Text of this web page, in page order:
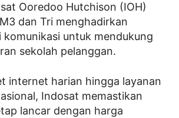
Ooredoo Hutchison (IOH)
dan Tri menghadirkan
komunikasi untuk mendukung
sekolah pelanggan.
internet harian hingga layanan
Indosat memastikan
lancar dengan harga